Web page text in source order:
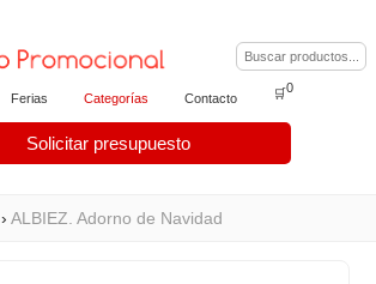
Ferias Categorías Contacto
Solicitar presupuesto
🛒0
›ALBIEZ. Adorno de Navidad